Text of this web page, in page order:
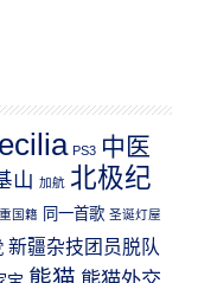
PS3 中医
山 加航 北极纪
国籍 同一首歌 圣诞灯屋
新疆杂技团员脱队